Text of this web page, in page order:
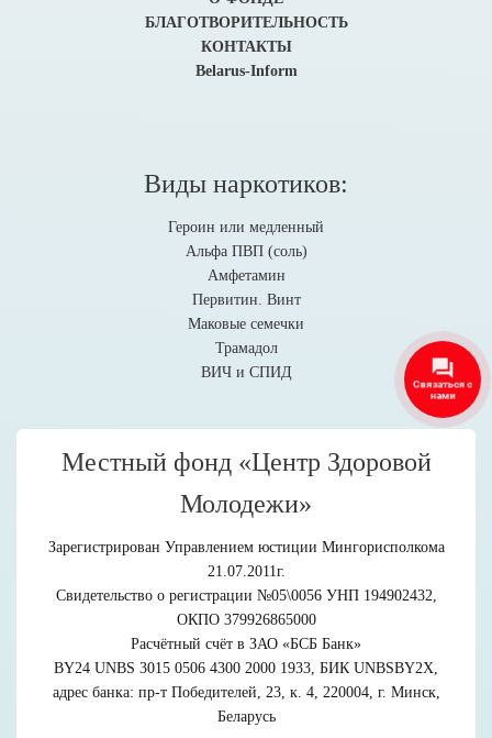
БЛАГОТВОРИТЕЛЬНОСТЬ
КОНТАКТЫ
Belarus-Inform
Виды наркотиков:
Героин или медленный
Альфа ПВП (соль)
Амфетамин
Первитин. Винт
Маковые семечки
Трамадол
ВИЧ и СПИД
Местный фонд «Центр Здоровой
Молодежи»
Зарегистрирован Управлением юстиции Мингорисполкома
21.07.2011г.
Свидетельство о регистрации №05\0056 УНП 194902432,
ОКПО 379926865000
Расчётный счёт в ЗАО «БСБ Банк»
BY24 UNBS 3015 0506 4300 2000 1933, БИК UNBSBY2X,
адрес банка: пр-т Победителей, 23, к. 4, 220004, г. Минск,
Беларусь